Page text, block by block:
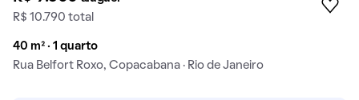
R$ 10.790 total
40 m² · 1 quarto
Rua Belfort Roxo, Copacabana · Rio de Janeiro